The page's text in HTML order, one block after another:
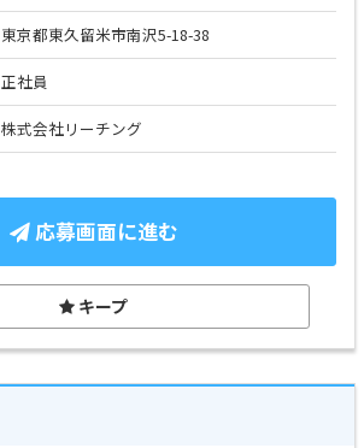
東京都東久留米市南沢5-18-38
正社員
株式会社リーチング
応募画面に進む
キープ